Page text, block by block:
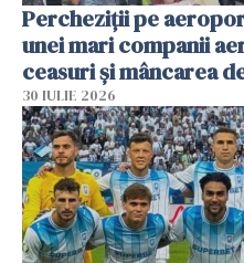
Percheziții pe
unei mari companii
ceasuri și mâncarea
30 IULIE 2026